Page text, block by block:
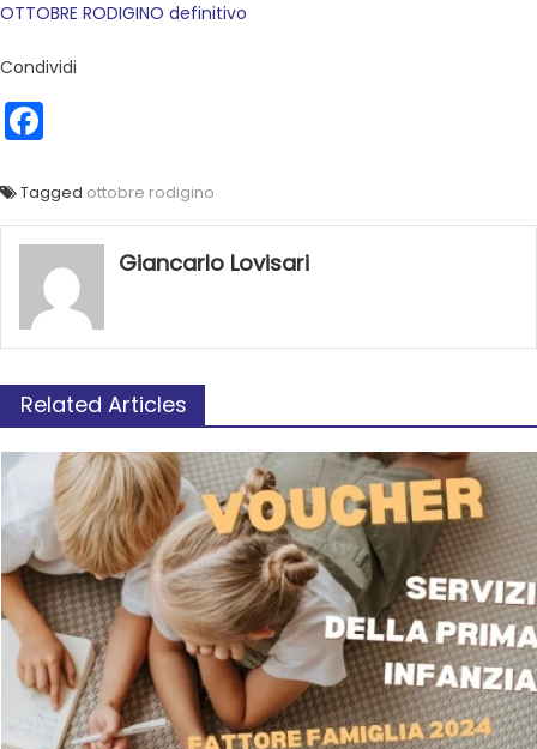
OTTOBRE RODIGINO definitivo
Condividi
Tagged ottobre rodigino
Giancarlo Lovisari
Related Articles